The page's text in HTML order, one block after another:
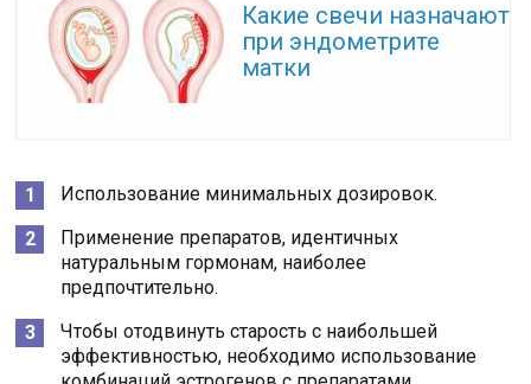
Какие свечи назначают
при эндометрите
матки
Использование минимальных дозировок.
Применение препаратов, идентичных
натуральным гормонам, наиболее
предпочтительно.
Чтобы отодвинуть старость с наибольшей
эффективностью, необходимо использование